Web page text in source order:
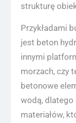
strukturę
Przykładami
jest beton
innymi
morzach, czy
betonowe
wodą,
materiałów,